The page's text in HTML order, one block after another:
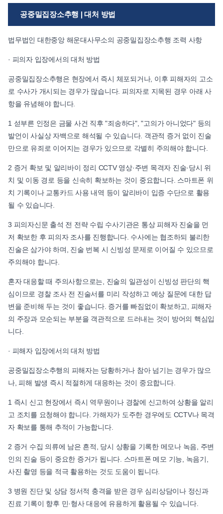
공중밀집장소추행 | 대처 방법
법무법인 대한중앙 해운대사무소의 공중밀집장소추행 조력 사항
· 피의자 입장에서의 대처 방법
공중밀집장소추행은 현장에서 즉시 체포되거나, 이후 피해자의 고소
로 수사가 개시되는 경우가 많습니다. 피의자로 지목된 경우 아래 사
항을 유념해야 합니다.
1 섣부른 인정은 금물 사건 직후 "죄송하다", "고의가 아니었다" 등의
발언이 사실상 자백으로 해석될 수 있습니다. 객관적 증거 없이 진술
만으로 유죄로 이어지는 경우가 있으므로 각별히 주의해야 합니다.
2 증거 확보 및 알리바이 정리 CCTV 영상·주변 목격자 진술·당시 위
치 및 이동 경로 등을 신속히 확보하는 것이 중요합니다. 스마트폰 위
치 기록이나 교통카드 사용 내역 등이 알리바이 입증 수단으로 활용
될 수 있습니다.
3 피의자신문 출석 전 전략 수립 수사기관은 통상 피해자 진술을 먼
저 확보한 후 피의자 조사를 진행합니다. 수사에는 협조하되 불리한
진술은 삼가야 하며, 진술 번복 시 신빙성 문제로 이어질 수 있으므로
주의해야 합니다.
혼자 대응할 때 주의사항으로는, 진술의 일관성이 신빙성 판단의 핵
심이므로 경찰 조사 전 진술서를 미리 작성하고 예상 질문에 대한 답
변을 준비해 두는 것이 좋습니다. 증거를 빠짐없이 확보하고, 피해자
의 주장과 모순되는 부분을 객관적으로 드러내는 것이 방어의 핵심입
니다.
· 피해자 입장에서의 대처 방법
공중밀집장소추행의 피해자는 당황하거나 참아 넘기는 경우가 많으
나, 피해 발생 즉시 적절하게 대응하는 것이 중요합니다.
1 즉시 신고 현장에서 즉시 역무원이나 경찰에 신고하여 상황을 알리
고 조치를 요청해야 합니다. 가해자가 도주한 경우에도 CCTV나 목격
자 확보를 통해 추적이 가능합니다.
2 증거 수집 의류에 남은 흔적, 당시 상황을 기록한 메모나 녹음, 주변
인의 진술 등이 중요한 증거가 됩니다. 스마트폰 메모 기능, 녹음기,
사진 촬영 등을 적극 활용하는 것도 도움이 됩니다.
3 병원 진단 및 상담 정서적 충격을 받은 경우 심리상담이나 정신과
진료 기록이 향후 민·형사 대응에 유용하게 활용될 수 있습니다.